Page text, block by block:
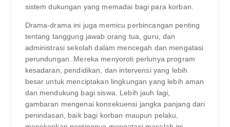
sistem dukungan yang memadai bagi para korban.
Drama-drama ini juga memicu perbincangan penting
tentang tanggung jawab orang tua, guru, dan
administrasi sekolah dalam mencegah dan mengatasi
perundungan. Mereka menyoroti perlunya program
kesadaran, pendidikan, dan intervensi yang lebih
besar untuk menciptakan lingkungan yang lebih aman
dan mendukung bagi siswa. Lebih jauh lagi,
gambaran mengenai konsekuensi jangka panjang dari
penindasan, baik bagi korban maupun pelaku,